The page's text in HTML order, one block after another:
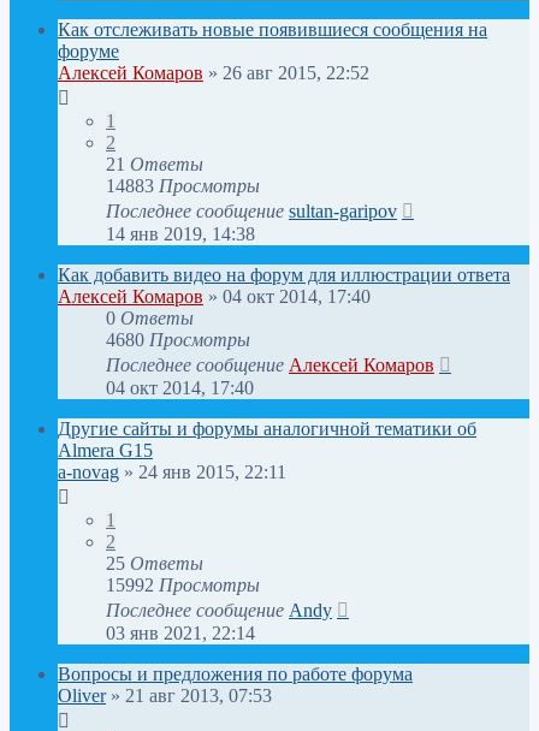
Как отслеживать новые появившиеся сообщения на
форуме
Алексей Комаров » 26 авг 2015, 22:52
1
2
21 Ответы
14883 Просмотры
Последнее сообщение sultan-garipov
14 янв 2019, 14:38
Как добавить видео на форум для иллюстрации ответа
Алексей Комаров » 04 окт 2014, 17:40
0 Ответы
4680 Просмотры
Последнее сообщение Алексей Комаров
04 окт 2014, 17:40
Другие сайты и форумы аналогичной тематики об
Almera G15
a-novag » 24 янв 2015, 22:11
1
2
25 Ответы
15992 Просмотры
Последнее сообщение Andy
03 янв 2021, 22:14
Вопросы и предложения по работе форума
Oliver» 21 авг 2013, 07:53